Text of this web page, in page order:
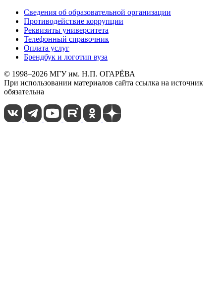
Сведения об образовательной организации
Противодействие коррупции
Реквизиты университета
Телефонный справочник
Оплата услуг
Брендбук и логотип вуза
© 1998–2026 МГУ им. Н.П. ОГАРЁВА
При использовании материалов сайта ссылка на источник
обязательна